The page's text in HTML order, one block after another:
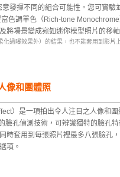
發揮不同的組合可能性。您可實
富色調單色（Rich-tone
將場景變成宛如迷你模型照片的
化過曝效果外）的結果，也不能套用到影
像和團體照
）是一項拍出令人注目之人像和
臉孔偵測技術，可辨識獨特的臉孔
時套用到每張照片裡最多八張臉孔
項。